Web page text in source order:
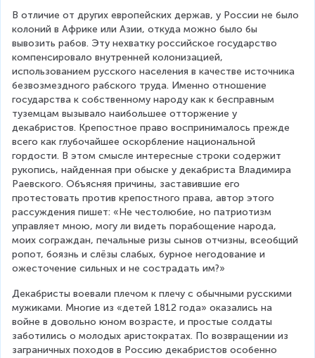
В отличие от других европейских держав, у России не было
колоний в Африке или Азии, откуда можно было бы
вывозить рабов. Эту нехватку российское государство
компенсировало внутренней колонизацией,
использованием русского населения в качестве источника
безвозмездного рабского труда. Именно отношение
государства к собственному народу как к бесправным
туземцам вызывало наибольшее отторжение у
декабристов. Крепостное право воспринималось прежде
всего как глубочайшее оскорбление национальной
гордости. В этом смысле интересные строки содержит
рукопись, найденная при обыске у декабриста Владимира
Раевского. Объясняя причины, заставившие его
протестовать против крепостного права, автор этого
рассуждения пишет: «Не честолюбие, но патриотизм
управляет мною, могу ли видеть порабощение народа,
моих сограждан, печальные ризы сынов отчизны, всеобщий
ропот, боязнь и слёзы слабых, бурное негодование и
ожесточение сильных и не сострадать им?»
Декабристы воевали плечом к плечу с обычными русскими
мужиками. Многие из «детей 1812 года» оказались на
войне в довольно юном возрасте, и простые солдаты
заботились о молодых аристократах. По возвращении из
заграничных походов в Россию декабристов особенно